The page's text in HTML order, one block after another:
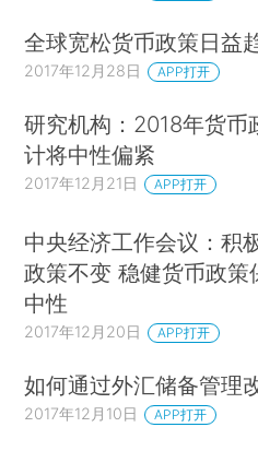
全球宽松货币政策日益
2017年12月28日 APP打开
研究机构：2018年货币
计将中性偏紧
2017年12月21日 APP打开
中央经济工作会议：积
政策不变 稳健货币政策
中性
2017年12月20日 APP打开
如何通过外汇储备管理
2017年12月10日 APP打开